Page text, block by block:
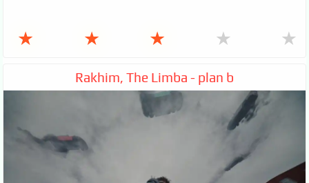
★ ★ ★ ★ ★
Rakhim, The Limba - plan b